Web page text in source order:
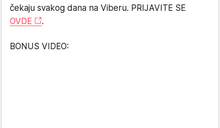
čekaju svakog dana na Viberu. PRIJAVITE SE
OVDE
.
BONUS VIDEO: